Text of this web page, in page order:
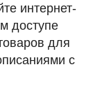
интернет-
доступе
для
с